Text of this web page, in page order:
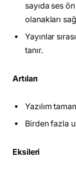
sayıda ses
olanakları
Yayınlar
tanır.
Artıları
Yazılım
Birden fazla
Eksileri